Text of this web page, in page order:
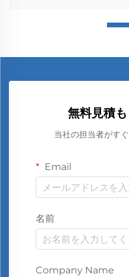
無料見積
当社の担当者がす
Email
名前
Company Name